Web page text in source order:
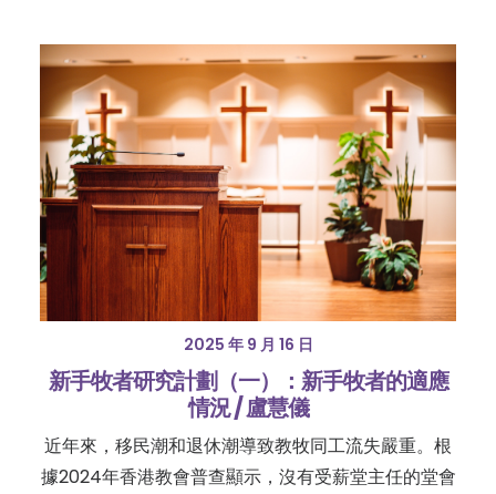
2025 年 9 月 16 日
新手牧者研究計劃（一）：新手牧者的適應
情況 / 盧慧儀
近年來，移民潮和退休潮導致教牧同工流失嚴重。根
據2024年香港教會普查顯示，沒有受薪堂主任的堂會